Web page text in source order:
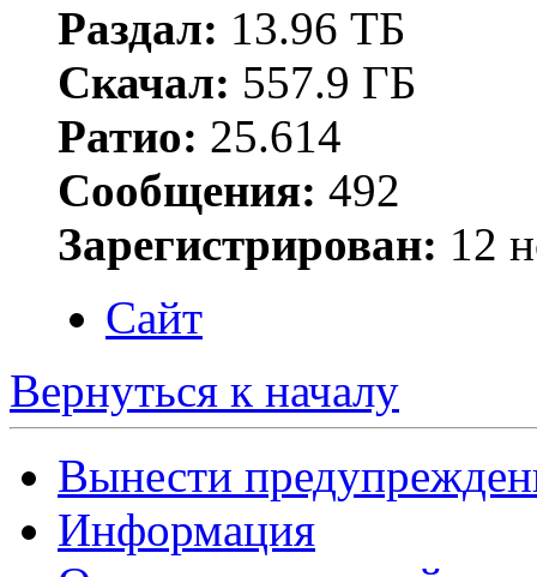
Раздал: 13.96 ТБ
Скачал: 557.9 ГБ
Ратио: 25.614
Сообщения: 492
Зарегистрирован: 12
Сайт
Вернуться к началу
Вынести
Информация